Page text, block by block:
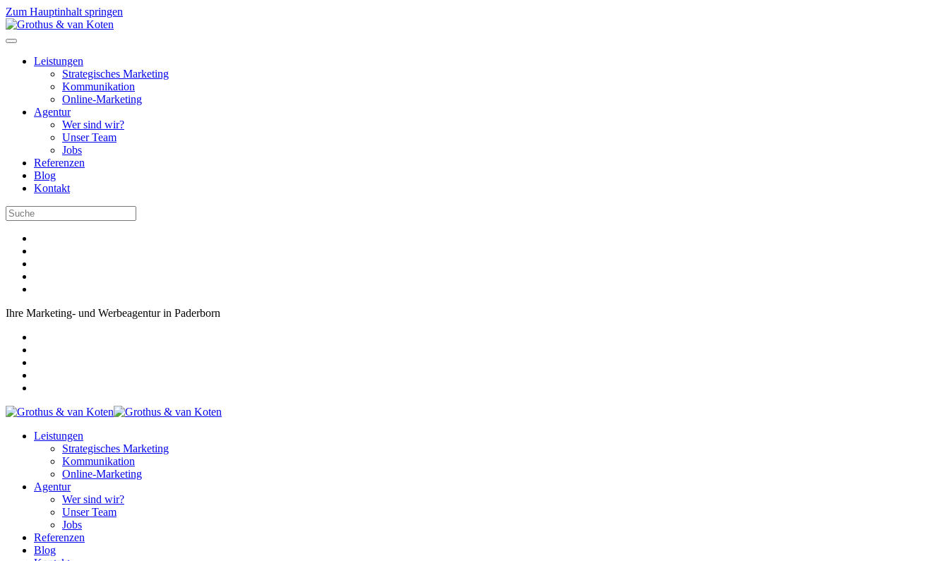
Zum Hauptinhalt springen
Leistungen
Strategisches Marketing
Kommunikation
Online-Marketing
Agentur
Wer sind wir?
Unser Team
Jobs
Referenzen
Blog
Kontakt
Ihre Marketing- und Werbeagentur in Paderborn
Leistungen
Strategisches Marketing
Kommunikation
Online-Marketing
Agentur
Wer sind wir?
Unser Team
Jobs
Referenzen
Blog